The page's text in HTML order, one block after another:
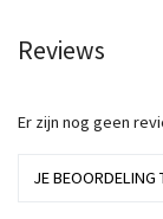
Reviews
Er zijn nog geen
JE BEOORDELING